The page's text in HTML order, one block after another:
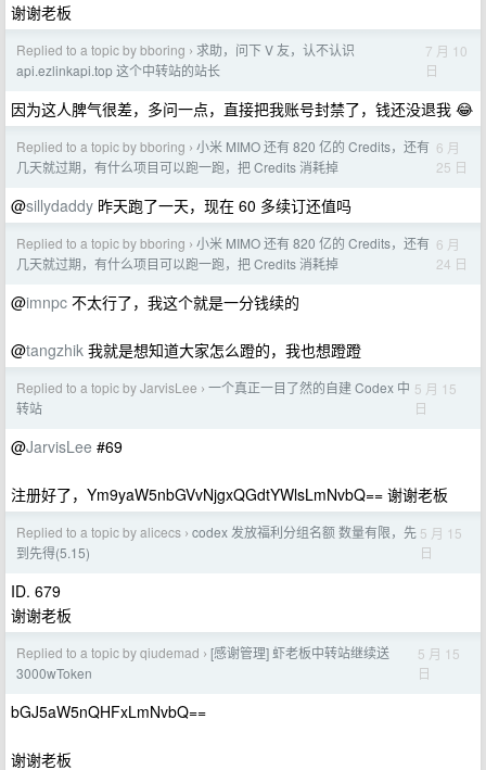
谢谢老板
Replied to a topic by bboring › 求助，问下 V 友，认不认识
api.ezlinkapi.top 这个中转站的站长
7 月 10
日
因为这人脾气很差，多问一点，直接把我账号封禁了，钱还没退我 😂
Replied to a topic by bboring › 小米 MIMO 还有 820 亿的 Credits，还有
几天就过期，有什么项目可以跑一跑，把 Credits 消耗掉
6 月
25 日
@sillydaddy 昨天跑了一天，现在 60 多续订还值吗
Replied to a topic by bboring › 小米 MIMO 还有 820 亿的 Credits，还有
几天就过期，有什么项目可以跑一跑，把 Credits 消耗掉
6 月
24 日
@imnpc 不太行了，我这个就是一分钱续的
@tangzhik 我就是想知道大家怎么蹬的，我也想蹬蹬
Replied to a topic by JarvisLee › 一个真正一目了然的自建 Codex 中
转站
5 月 15
日
@JarvisLee #69
注册好了，Ym9yaW5nbGVvNjgxQGdtYWlsLmNvbQ== 谢谢老板
Replied to a topic by alicecs › codex 发放福利分组名额 数量有限，先
到先得(5.15)
5 月 15
日
ID. 679
谢谢老板
Replied to a topic by qiudemad › [感谢管理] 虾老板中转站继续送
3000wToken
5 月 15
日
bGJ5aW5nQHFxLmNvbQ==
谢谢老板